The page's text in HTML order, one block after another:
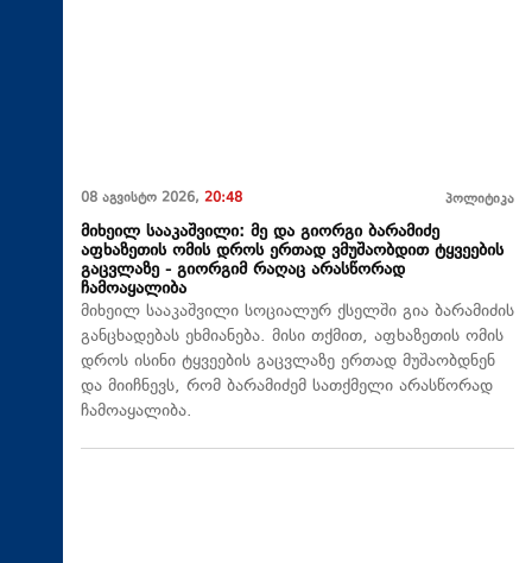
08 აგვისტო 2026, 20:48 პოლიტიკა
მიხეილ სააკაშვილი: მე და გიორგი ბარამიძე
აფხაზეთის ომის დროს ერთად ვმუშაობდით ტყვეების
გაცვლაზე - გიორგიმ რაღაც არასწორად
ჩამოაყალიბა
მიხეილ სააკაშვილი სოციალურ ქსელში გია ბარამიძის
განცხადებას ეხმიანება. მისი თქმით, აფხაზეთის ომის
დროს ისინი ტყვეების გაცვლაზე ერთად მუშაობდნენ
და მიიჩნევს, რომ ბარამიძემ სათქმელი არასწორად
ჩამოაყალიბა.